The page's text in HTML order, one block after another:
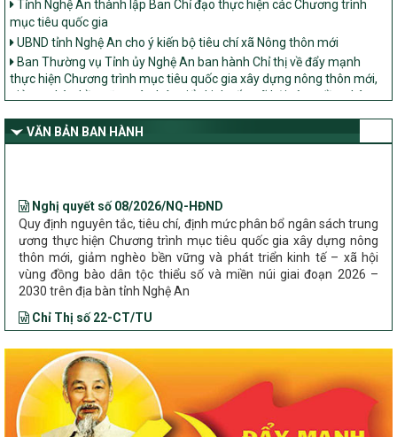
mục tiêu quốc gia
UBND tỉnh Nghệ An cho ý kiến bộ tiêu chí xã Nông thôn mới
Ban Thường vụ Tỉnh ủy Nghệ An ban hành Chỉ thị về đẩy mạnh
thực hiện Chương trình mục tiêu quốc gia xây dựng nông thôn mới,
giảm nghèo bền vững và phát triển kinh tế – xã hội vùng đồng bào
dân tộc thiểu số và miền núi giai đoạn 2026 – 2030 trên địa bàn tỉnh
Nghệ An
Bộ Dân tộc và Tôn giáo làm việc với UBND tỉnh về tình hình thực
VĂN BẢN BAN HÀNH
Quy định nguyên tắc, tiêu chí, định mức phân bổ ngân sách trung
ương thực hiện Chương trình mục tiêu quốc gia xây dựng nông
thôn mới, giảm nghèo bền vững và phát triển kinh tế – xã hội
vùng đồng bào dân tộc thiểu số và miền núi giai đoạn 2026 –
2030 trên địa bàn tỉnh Nghệ An
Chỉ Thị số 22-CT/TU
về đẩy mạnh thực hiện Chương trình mục tiêu quốc gia xây dựng
nông thôn mới, giảm nghèo bền vững và phát triển kinh tế – xã
hội vùng đồng bào dân tộc thiểu số và miền núi giai đoạn 2026 –
2030 trên địa bàn tỉnh Nghệ An
Quyết định số 2490/QĐ-UBND
Về việc thành lập Ban Chỉ đạo Chương trình mục tiều quốc gia xây
dựng nông thôn mới, giảm nghèo bền vững và phát triển kinh tế –